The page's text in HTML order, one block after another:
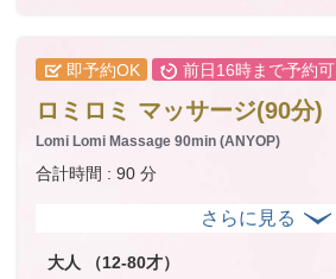
即予約OK 前日16時まで予約可
ロミロミ マッサージ(90分)
Lomi Lomi Massage 90min (ANYOP)
合計時間 : 90 分
大人 （12-80才）